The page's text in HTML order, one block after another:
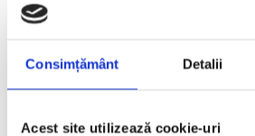
Consimțământ Detalii
Acest site utilizează cookie-uri
desemnat castigatorii. Brie Larson
Critics’ Choice Movie Awards
IANUARIE 18, 2016